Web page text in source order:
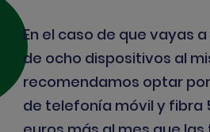
En el caso de que vayas
de ocho dispositivos al
recomendamos optar
de telefonía móvil y fibra